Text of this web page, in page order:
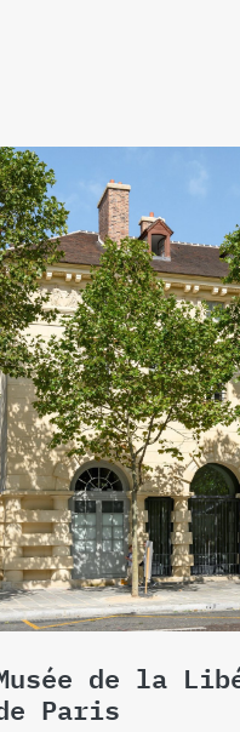
de la
Paris